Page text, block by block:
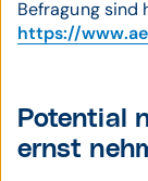
Befragung sind
https://
Potential
ernst